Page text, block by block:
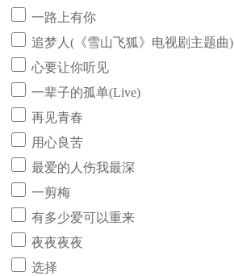
一路上有你
追梦人(《雪山飞狐》电视剧主题曲)
心要让你听见
一辈子的孤单(Live)
再见青春
用心良苦
最爱的人伤我最深
一剪梅
有多少爱可以重来
夜夜夜夜
选择